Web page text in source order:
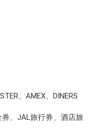
、AMEX、DINERS
、JAL旅行券、酒店旅